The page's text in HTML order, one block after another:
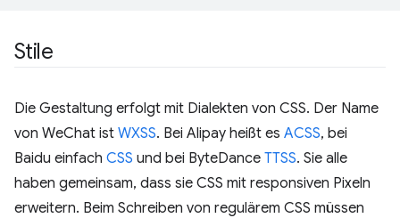
Stile
Die Gestaltung erfolgt mit Dialekten von CSS. Der Name
von WeChat ist WXSS. Bei Alipay heißt es ACSS, bei
Baidu einfach CSS und bei ByteDance TTSS. Sie alle
haben gemeinsam, dass sie CSS mit responsiven Pixeln
erweitern. Beim Schreiben von regulärem CSS müssen